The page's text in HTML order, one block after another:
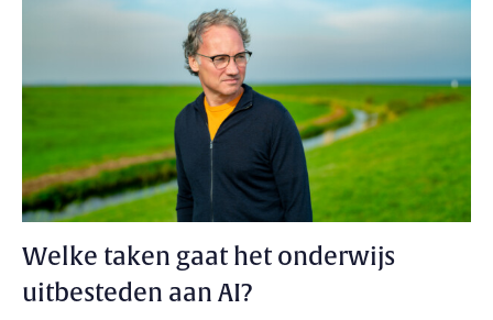
Welke taken gaat het onderwijs
uitbesteden aan AI?